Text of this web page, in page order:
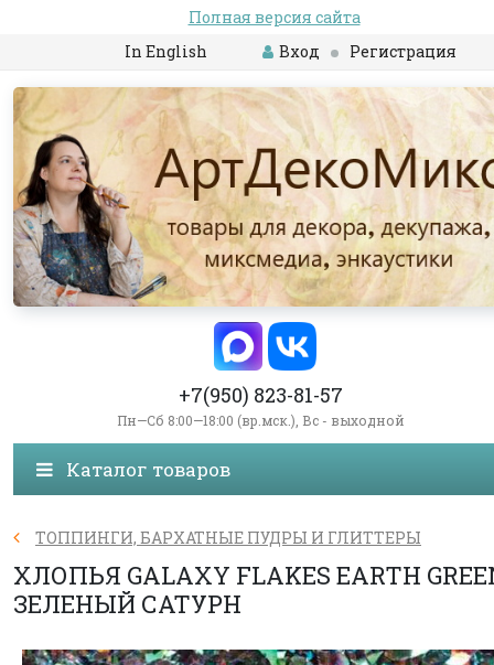
Полная версия сайта
In English
Вход Регистрация
+7(950) 823-81-57
Пн—Сб 8:00—18:00 (вр.мск.), Вс - выходной
Каталог товаров
ТОППИНГИ, БАРХАТНЫЕ ПУДРЫ И ГЛИТТЕРЫ
ХЛОПЬЯ GALAXY FLAKES EARTH
ЗЕЛЕНЫЙ САТУРН